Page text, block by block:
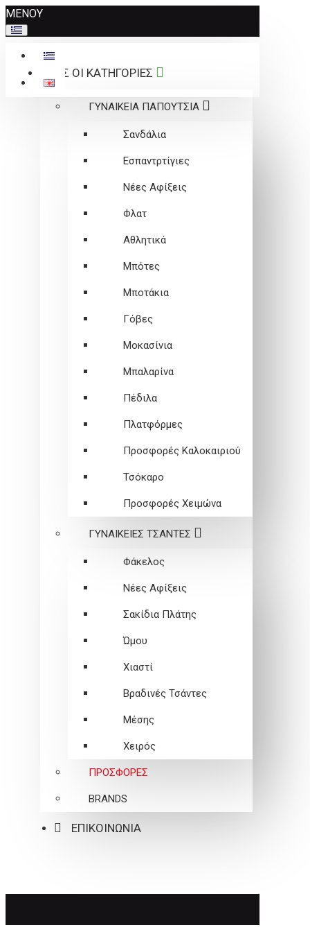
Σημείωση:
Αυτός
ο
ιστότοπος
περιλαμβάνει
ΜΕΝΟΥ
ΟΛΕΣ ΟΙ ΚΑΤΗΓΟΡΙΕΣ
ΓΥΝΑΙΚΕΙΑ ΠΑΠΟΥΤΣΙΑ
Σανδάλια
Εσπαντρτίγιες
Νέες Αφίξεις
Φλατ
Αθλητικά
Μπότες
Μποτάκια
Γόβες
Μοκασίνια
Μπαλαρίνα
Πέδιλα
Πλατφόρμες
Προσφορές Καλοκαιριού
Τσόκαρο
Προσφορές Χειμώνα
ΓΥΝΑΙΚΕΙEΣ ΤΣΑΝΤΕΣ
Φάκελος
Νέες Αφίξεις
Σακίδια Πλάτης
Ώμου
Χιαστί
Βραδινές Τσάντες
Μέσης
Χειρός
ΠΡΟΣΦΟΡΕΣ
BRANDS
ΕΠΙΚΟΙΝΩΝΙΑ